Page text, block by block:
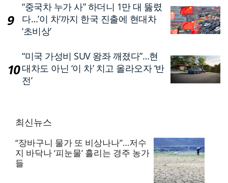
“중국차 누가 사” 하더니 1만 대 뚫렸
다…’이 차’까지 한국 진출에 현대차
‘초비상’
“미국 가성비 SUV 왕좌 깨졌다”…현
대차도 아닌 ‘이 차’ 치고 올라오자 ‘반
전’
최신뉴스
“장바구니 물가 또 비상나나”…저수
지 바닥나 ‘피눈물’ 흘리는 경주 농가
들